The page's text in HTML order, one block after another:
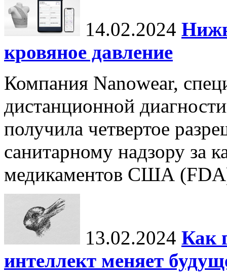
14.02.2024
кровяное давление
Компания Nanowear,
дистанционной
получила четвертое
санитарному надзору за
медикаментов США
13.02.2024 Как
интеллект меняет